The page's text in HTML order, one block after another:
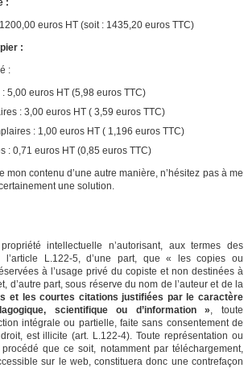
:
euros HT (soit : 1435,20 euros TTC)
:
:
5,00 euros HT (5,98 euros TTC)
: 3,00 euros HT ( 3,59 euros TTC)
: 1,00 euros HT ( 1,196 euros TTC)
: 0,71 euros HT (0,85 euros TTC)
contenu d’une autre manière, n’hésitez pas à me
une solution.
intellectuelle n’autorisant, aux termes des
L.122-5, d’une part, que « les copies ou
à l’usage privé du copiste et non destinées à
d’autre part, sous réserve du nom de l’auteur et de la
et les courtes citations justifiées par le caractère
scientifique ou d’information », toute
intégrale ou partielle, faite sans consentement de
est illicite (art. L.122-4). Toute représentation ou
que ce soit, notamment par téléchargement,
sur le web, constituera donc une contrefaçon